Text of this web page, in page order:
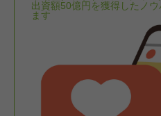
出資額50億円を獲得したノ
ます